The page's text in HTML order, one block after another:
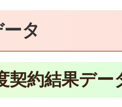
タ
契約結果デー